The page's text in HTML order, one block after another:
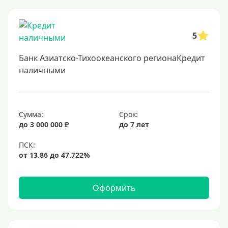
Заявка во все банки
Способы выдачи
Не выходя из дома
Онлайн на карту
Валюта
5
Банк Азиатско-Тихоокеанского регионаКредит
наличными
Сумма:
до 3 000 000 ₽
Срок:
до 7 лет
Оформить